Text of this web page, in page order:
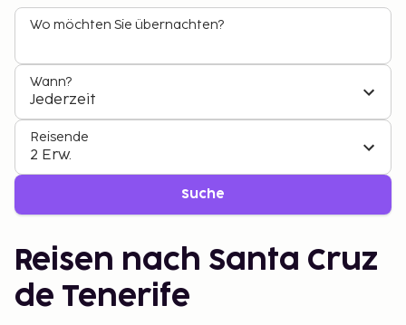
Wo möchten Sie übernachten?
Wann?
Jederzeit
Reisende
2 Erw.
Suche
Reisen nach Santa Cruz
de Tenerife